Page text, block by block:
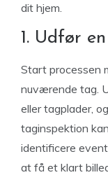
dit hjem.
1. Udfør
Start processen
nuværende tag.
eller tagplader,
taginspektion
identificere
at få et klart